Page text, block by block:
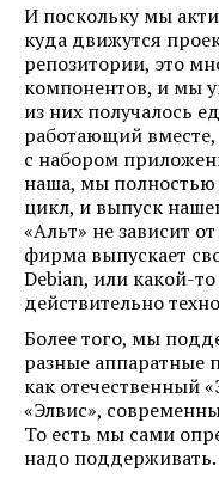
И поскольку мы
куда движутся
репозитории, это
компонентов, и мы
из них получалось
работающий вместе,
с набором
наша, мы
цикл, и выпуск
«Альт» не зависит
фирма выпускает
Debian, или какой-
действительно
Более того, мы
разные аппаратные
как отечественный
«Элвис»,
То есть мы сами
надо поддерживать.